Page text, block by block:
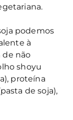
podemos
à
de não
shoyu
proteína
de soja),